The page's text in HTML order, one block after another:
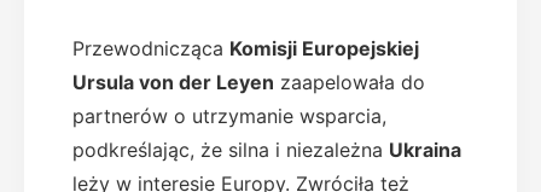
Przewodnicząca Komisji Europejskiej
Ursula von der Leyen zaapelowała do
partnerów o utrzymanie wsparcia,
podkreślając, że silna i niezależna Ukraina
leży w interesie Europy. Zwróciła też